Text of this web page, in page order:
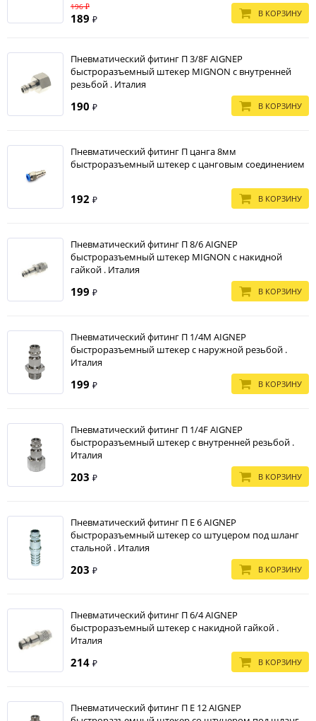
189 ₽
196 ₽
В КОРЗИНУ
Пневматический фитинг П 3/8F AIGNEP
быстроразъемный штекер MIGNON с внутренней
резьбой . Италия
190 ₽ В КОРЗИНУ
Пневматический фитинг П цанга 8мм
быстроразъемный штекер с цанговым соединением
192 ₽ В КОРЗИНУ
Пневматический фитинг П 8/6 AIGNEP
быстроразъемный штекер MIGNON с накидной
гайкой . Италия
199 ₽ В КОРЗИНУ
Пневматический фитинг П 1/4M AIGNEP
быстроразъемный штекер с наружной резьбой .
Италия
199 ₽ В КОРЗИНУ
Пневматический фитинг П 1/4F AIGNEP
быстроразъемный штекер с внутренней резьбой .
Италия
203 ₽ В КОРЗИНУ
Пневматический фитинг П E 6 AIGNEP
быстроразъемный штекер со штуцером под шланг
стальной . Италия
203 ₽ В КОРЗИНУ
Пневматический фитинг П 6/4 AIGNEP
быстроразъемный штекер с накидной гайкой .
Италия
214 ₽ В КОРЗИНУ
Пневматический фитинг П E 12 AIGNEP